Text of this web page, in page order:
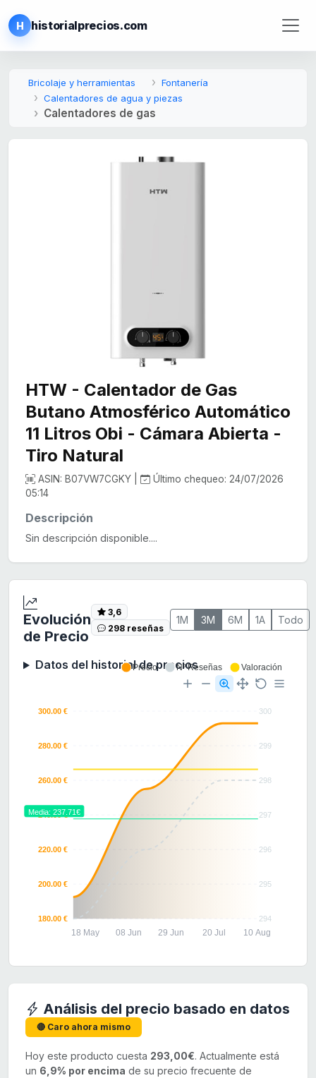
H historialprecios.com
Bricolaje y herramientas
Fontanería
Calentadores de agua y piezas
Calentadores de gas
HTW - Calentador de Gas
Butano Atmosférico Automático
11 Litros Obi - Cámara Abierta -
Tiro Natural
ASIN: B07VW7CGKY |
Último chequeo: 24/07/2026
05:14
Descripción
Sin descripción disponible....
Evolución
de Precio
3,6
298 reseñas
1M 3M 6M 1A Todo
Datos del historial de precios
300
299
298
297
296
295
294
300.00 €
280.00 €
260.00 €
240.00 €
220.00 €
200.00 €
180.00 €
18 May 08 Jun 29 Jun 20 Jul 10 Aug
Media: 237.71€
Precio Nº Reseñas Valoración
Análisis del precio basado en datos
🔴 Caro ahora mismo
Hoy este producto cuesta 293,00€. Actualmente está
un 6,9% por encima de su precio frecuente de